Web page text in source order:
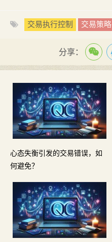
交易执行控制 交易策略
分享：
心态失衡引发的交易错误，如
何避免？